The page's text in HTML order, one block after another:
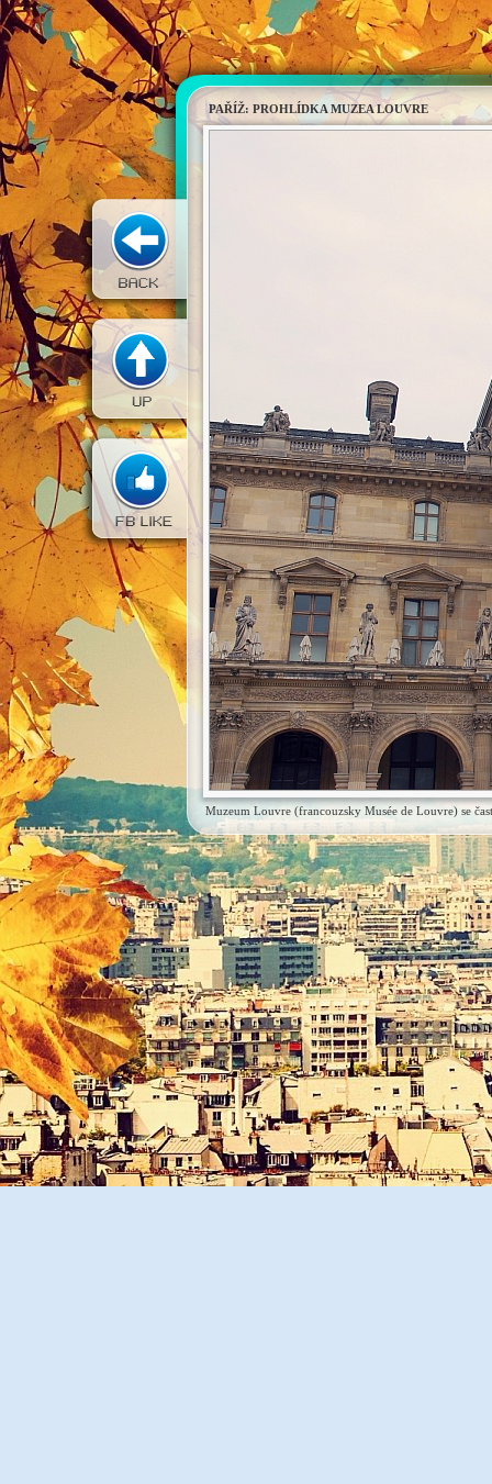
PAŘÍŽ: PROHLÍDKA MUZEA LOUVRE
Muzeum Louvre (francouzsky Musée de Louvre) se